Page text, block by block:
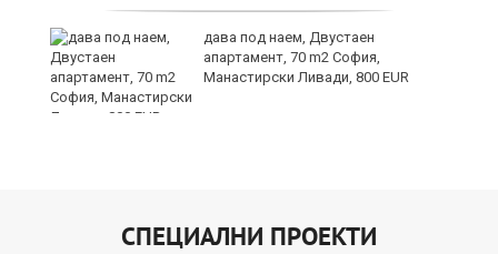
дава под наем, Двустаен
апартамент, 70 m2 София,
Манастирски Ливади, 800 EUR
СПЕЦИАЛНИ ПРОЕКТИ